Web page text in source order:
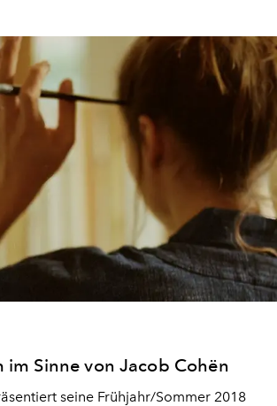
im Sinne von Jacob Cohën
seine Frühjahr/Sommer 2018